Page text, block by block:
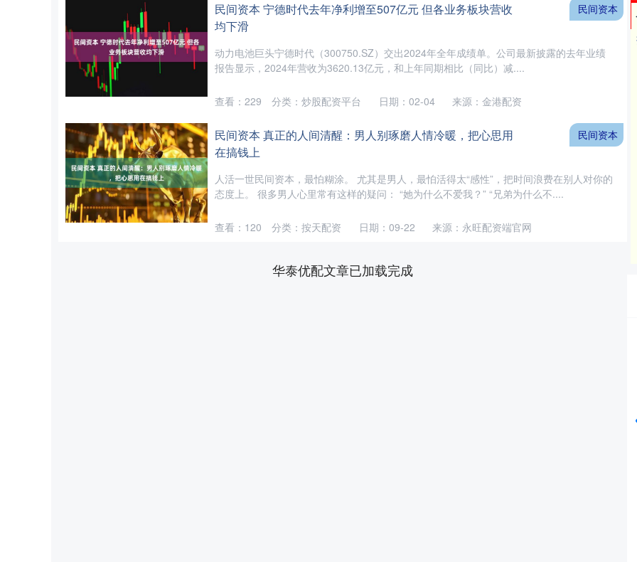
民间资本 宁德时代去年净利增至507亿元 但各业务板块营收
均下滑
动力电池巨头宁德时代（300750.SZ）交出2024年全年成绩单。公司最新披露的去年业绩
报告显示，2024年营收为3620.13亿元，和上年同期相比（同比）减....
民间资本
日期：02-04 来源：金港配资
查看： 229 分类： 炒股配资平台
民间资本 真正的人间清醒：男人别琢磨人情冷暖，把心思用
在搞钱上
人活一世民间资本，最怕糊涂。 尤其是男人，最怕活得太“感性”，把时间浪费在别人对你的
态度上。 很多男人心里常有这样的疑问： “她为什么不爱我？” “兄弟为什么不....
民间资本
日期：09-22 来源：永旺配资端官网
查看： 120 分类： 按天配资
华泰优配文章已加载完成